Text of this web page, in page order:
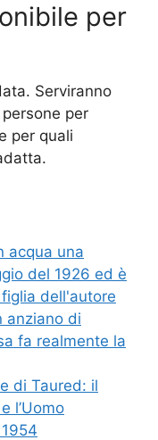
per
Serviranno
per
per quali
acqua una
del 1926 ed è
dell'autore
anziano di
fa realmente la
di Taured: il
l’Uomo